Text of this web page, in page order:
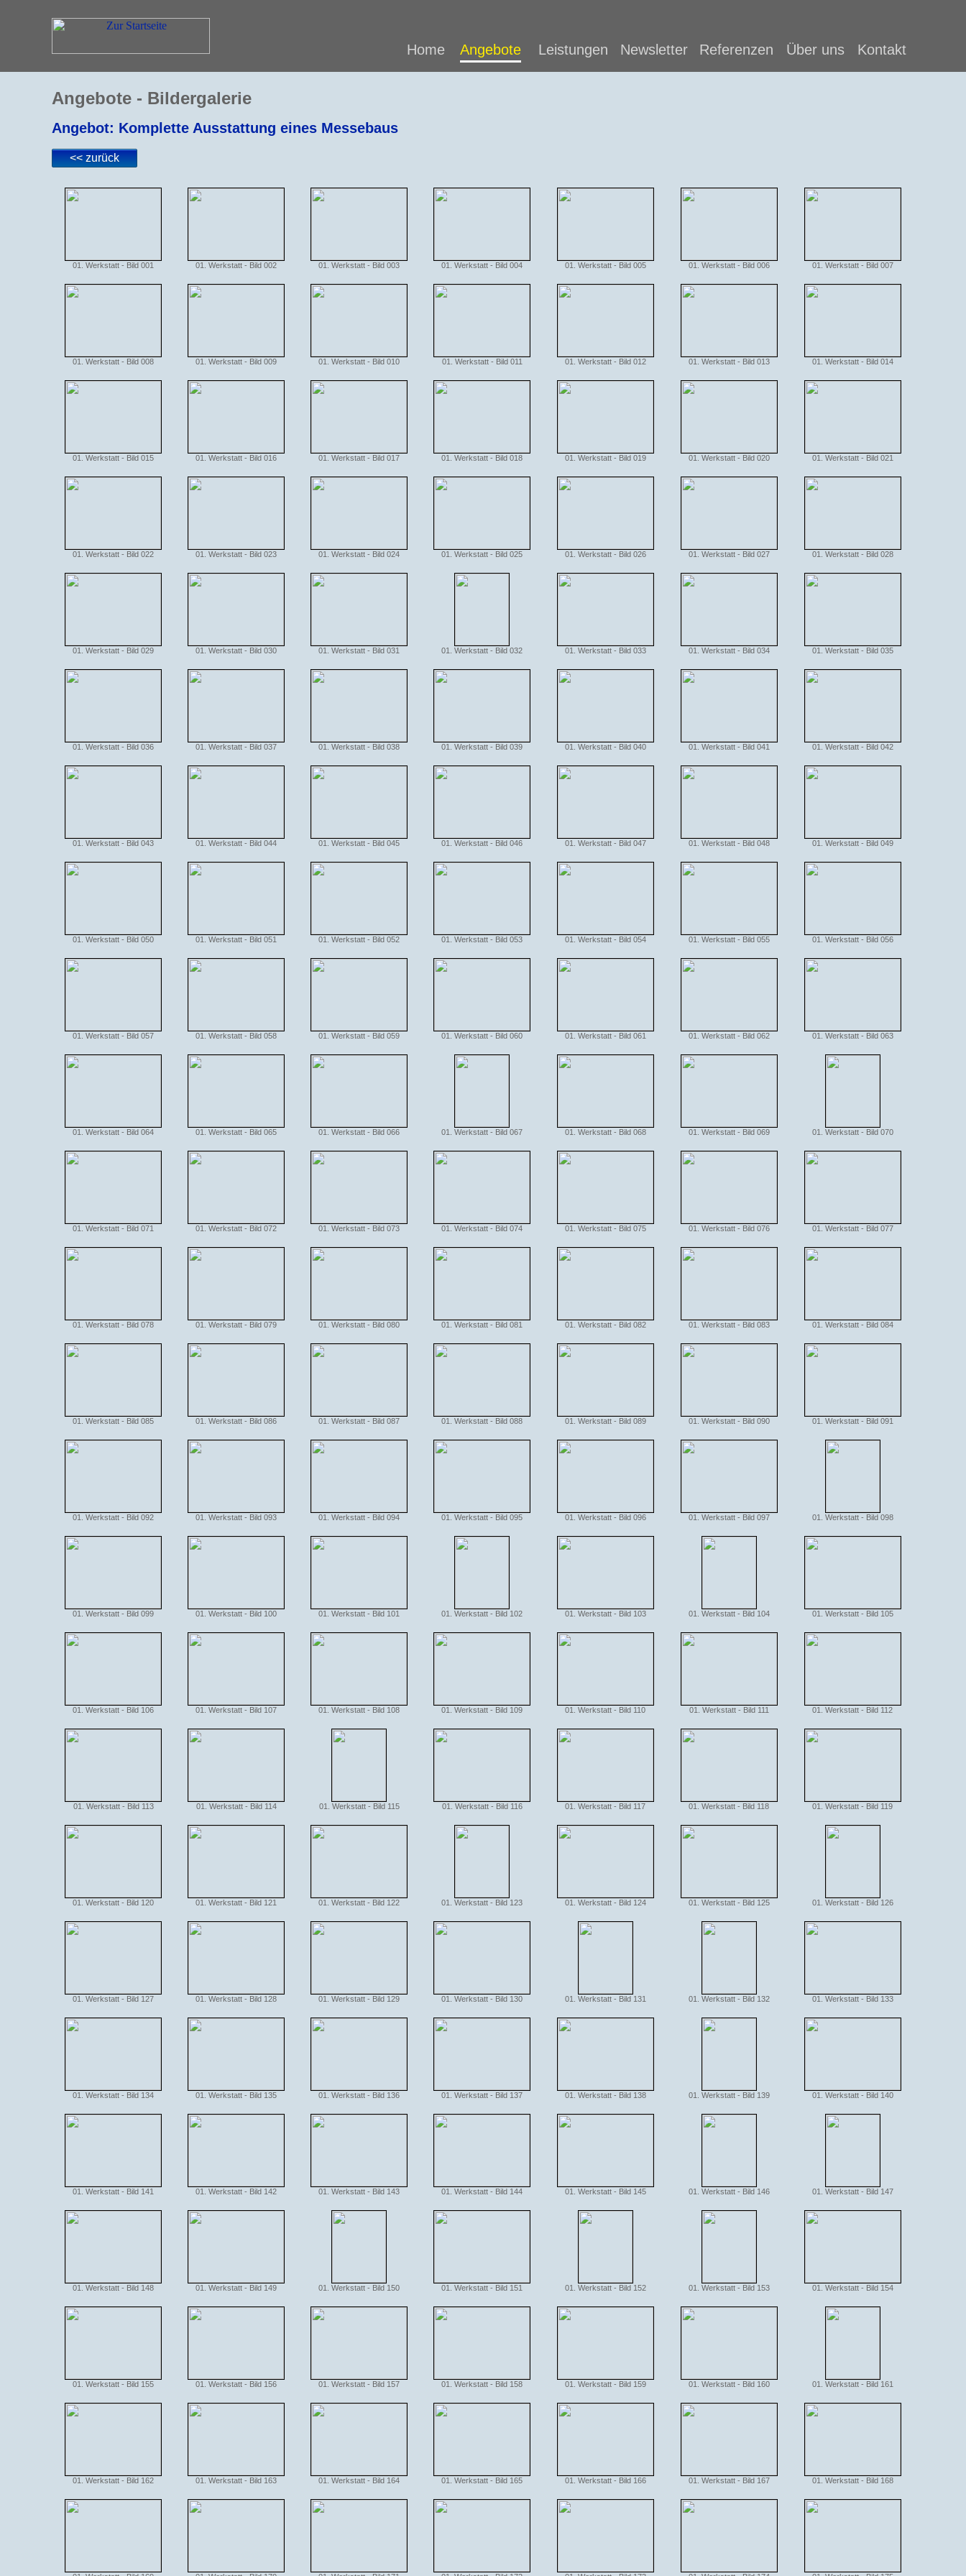
Home Angebote Leistungen Newsletter Referenzen Über uns Kontakt
Angebote - Bildergalerie
Angebot: Komplette Ausstattung eines Messebaus
<< zurück
01. Werkstatt - Bild 001 01. Werkstatt - Bild 002 01. Werkstatt - Bild 003 01. Werkstatt - Bild 004 01. Werkstatt - Bild 005 01. Werkstatt - Bild 006 01. Werkstatt - Bild 007
01. Werkstatt - Bild 008 01. Werkstatt - Bild 009 01. Werkstatt - Bild 010 01. Werkstatt - Bild 011 01. Werkstatt - Bild 012 01. Werkstatt - Bild 013 01. Werkstatt - Bild 014
01. Werkstatt - Bild 015 01. Werkstatt - Bild 016 01. Werkstatt - Bild 017 01. Werkstatt - Bild 018 01. Werkstatt - Bild 019 01. Werkstatt - Bild 020 01. Werkstatt - Bild 021
01. Werkstatt - Bild 022 01. Werkstatt - Bild 023 01. Werkstatt - Bild 024 01. Werkstatt - Bild 025 01. Werkstatt - Bild 026 01. Werkstatt - Bild 027 01. Werkstatt - Bild 028
01. Werkstatt - Bild 029 01. Werkstatt - Bild 030 01. Werkstatt - Bild 031 01. Werkstatt - Bild 032 01. Werkstatt - Bild 033 01. Werkstatt - Bild 034 01. Werkstatt - Bild 035
01. Werkstatt - Bild 036 01. Werkstatt - Bild 037 01. Werkstatt - Bild 038 01. Werkstatt - Bild 039 01. Werkstatt - Bild 040 01. Werkstatt - Bild 041 01. Werkstatt - Bild 042
01. Werkstatt - Bild 043 01. Werkstatt - Bild 044 01. Werkstatt - Bild 045 01. Werkstatt - Bild 046 01. Werkstatt - Bild 047 01. Werkstatt - Bild 048 01. Werkstatt - Bild 049
01. Werkstatt - Bild 050 01. Werkstatt - Bild 051 01. Werkstatt - Bild 052 01. Werkstatt - Bild 053 01. Werkstatt - Bild 054 01. Werkstatt - Bild 055 01. Werkstatt - Bild 056
01. Werkstatt - Bild 057 01. Werkstatt - Bild 058 01. Werkstatt - Bild 059 01. Werkstatt - Bild 060 01. Werkstatt - Bild 061 01. Werkstatt - Bild 062 01. Werkstatt - Bild 063
01. Werkstatt - Bild 064 01. Werkstatt - Bild 065 01. Werkstatt - Bild 066 01. Werkstatt - Bild 067 01. Werkstatt - Bild 068 01. Werkstatt - Bild 069 01. Werkstatt - Bild 070
01. Werkstatt - Bild 071 01. Werkstatt - Bild 072 01. Werkstatt - Bild 073 01. Werkstatt - Bild 074 01. Werkstatt - Bild 075 01. Werkstatt - Bild 076 01. Werkstatt - Bild 077
01. Werkstatt - Bild 078 01. Werkstatt - Bild 079 01. Werkstatt - Bild 080 01. Werkstatt - Bild 081 01. Werkstatt - Bild 082 01. Werkstatt - Bild 083 01. Werkstatt - Bild 084
01. Werkstatt - Bild 085 01. Werkstatt - Bild 086 01. Werkstatt - Bild 087 01. Werkstatt - Bild 088 01. Werkstatt - Bild 089 01. Werkstatt - Bild 090 01. Werkstatt - Bild 091
01. Werkstatt - Bild 092 01. Werkstatt - Bild 093 01. Werkstatt - Bild 094 01. Werkstatt - Bild 095 01. Werkstatt - Bild 096 01. Werkstatt - Bild 097 01. Werkstatt - Bild 098
01. Werkstatt - Bild 099 01. Werkstatt - Bild 100 01. Werkstatt - Bild 101 01. Werkstatt - Bild 102 01. Werkstatt - Bild 103 01. Werkstatt - Bild 104 01. Werkstatt - Bild 105
01. Werkstatt - Bild 106 01. Werkstatt - Bild 107 01. Werkstatt - Bild 108 01. Werkstatt - Bild 109 01. Werkstatt - Bild 110 01. Werkstatt - Bild 111 01. Werkstatt - Bild 112
01. Werkstatt - Bild 113 01. Werkstatt - Bild 114 01. Werkstatt - Bild 115 01. Werkstatt - Bild 116 01. Werkstatt - Bild 117 01. Werkstatt - Bild 118 01. Werkstatt - Bild 119
01. Werkstatt - Bild 120 01. Werkstatt - Bild 121 01. Werkstatt - Bild 122 01. Werkstatt - Bild 123 01. Werkstatt - Bild 124 01. Werkstatt - Bild 125 01. Werkstatt - Bild 126
01. Werkstatt - Bild 127 01. Werkstatt - Bild 128 01. Werkstatt - Bild 129 01. Werkstatt - Bild 130 01. Werkstatt - Bild 131 01. Werkstatt - Bild 132 01. Werkstatt - Bild 133
01. Werkstatt - Bild 134 01. Werkstatt - Bild 135 01. Werkstatt - Bild 136 01. Werkstatt - Bild 137 01. Werkstatt - Bild 138 01. Werkstatt - Bild 139 01. Werkstatt - Bild 140
01. Werkstatt - Bild 141 01. Werkstatt - Bild 142 01. Werkstatt - Bild 143 01. Werkstatt - Bild 144 01. Werkstatt - Bild 145 01. Werkstatt - Bild 146 01. Werkstatt - Bild 147
01. Werkstatt - Bild 148 01. Werkstatt - Bild 149 01. Werkstatt - Bild 150 01. Werkstatt - Bild 151 01. Werkstatt - Bild 152 01. Werkstatt - Bild 153 01. Werkstatt - Bild 154
01. Werkstatt - Bild 155 01. Werkstatt - Bild 156 01. Werkstatt - Bild 157 01. Werkstatt - Bild 158 01. Werkstatt - Bild 159 01. Werkstatt - Bild 160 01. Werkstatt - Bild 161
01. Werkstatt - Bild 162 01. Werkstatt - Bild 163 01. Werkstatt - Bild 164 01. Werkstatt - Bild 165 01. Werkstatt - Bild 166 01. Werkstatt - Bild 167 01. Werkstatt - Bild 168